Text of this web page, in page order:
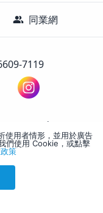
會員訂購
group 同業網
7119
Reserved.
使用者情形，並用於廣告
們使用 Cookie，或點擊
策